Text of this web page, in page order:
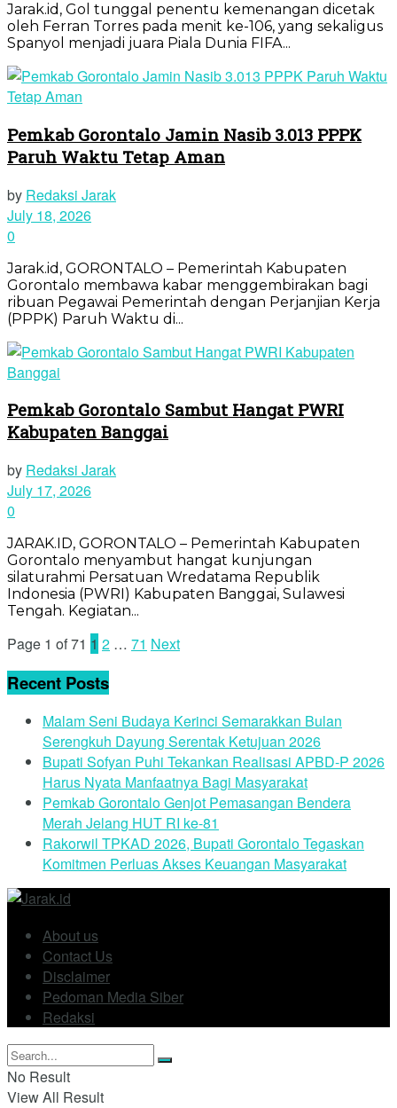
Jarak.id, Gol tunggal penentu kemenangan dicetak
oleh Ferran Torres pada menit ke-106, yang sekaligus
Spanyol menjadi juara Piala Dunia FIFA...
Pemkab Gorontalo Jamin Nasib 3.013 PPPK
Paruh Waktu Tetap Aman
by Redaksi Jarak
July 18, 2026
0
Jarak.id, GORONTALO – Pemerintah Kabupaten
Gorontalo membawa kabar menggembirakan bagi
ribuan Pegawai Pemerintah dengan Perjanjian Kerja
(PPPK) Paruh Waktu di...
Pemkab Gorontalo Sambut Hangat PWRI
Kabupaten Banggai
by Redaksi Jarak
July 17, 2026
0
JARAK.ID, GORONTALO – Pemerintah Kabupaten
Gorontalo menyambut hangat kunjungan
silaturahmi Persatuan Wredatama Republik
Indonesia (PWRI) Kabupaten Banggai, Sulawesi
Tengah. Kegiatan...
Page 1 of 71 1 2 … 71 Next
Recent Posts
Malam Seni Budaya Kerinci Semarakkan Bulan
Serengkuh Dayung Serentak Ketujuan 2026
Bupati Sofyan Puhi Tekankan Realisasi APBD-P 2026
Harus Nyata Manfaatnya Bagi Masyarakat
Pemkab Gorontalo Genjot Pemasangan Bendera
Merah Jelang HUT RI ke-81
Rakorwil TPKAD 2026, Bupati Gorontalo Tegaskan
Komitmen Perluas Akses Keuangan Masyarakat
About us
Contact Us
Disclaimer
Pedoman Media Siber
Redaksi
No Result
View All Result